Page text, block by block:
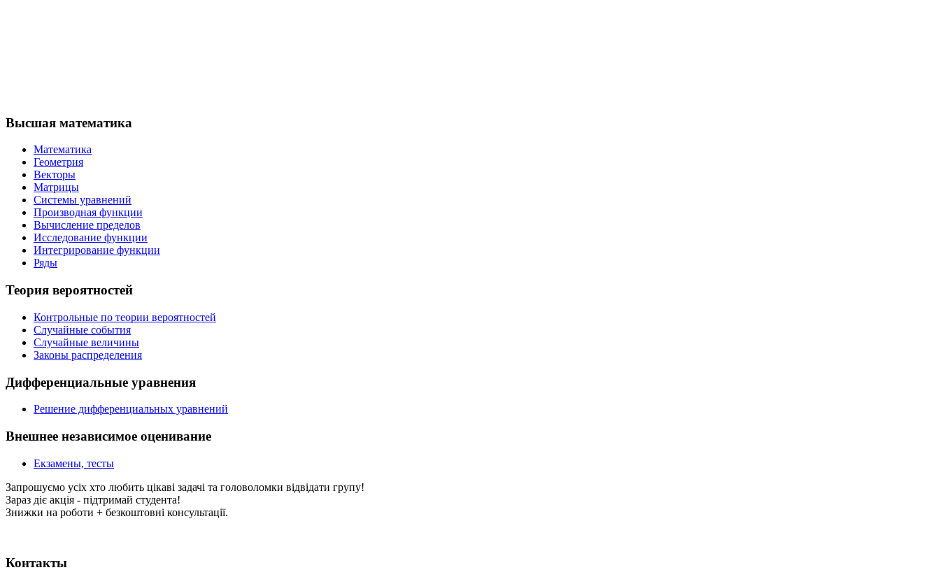
Высшая математика
Математика
Геометрия
Векторы
Матрицы
Системы уравнений
Производная функции
Вычисление пределов
Исследование функции
Интегрирование функции
Ряды
Теория вероятностей
Контрольные по теории вероятностей
Случайные события
Случайные величины
Законы распределения
Дифференциальные уравнения
Решение дифференциальных уравнений
Внешнее независимое оценивание
Екзамены, тесты
Запрошуємо усіх хто любить цікаві задачі та головоломки відвідати групу!
Зараз діє акція - підтримай студента!
Знижки на роботи + безкоштовні консультації.
Контакты